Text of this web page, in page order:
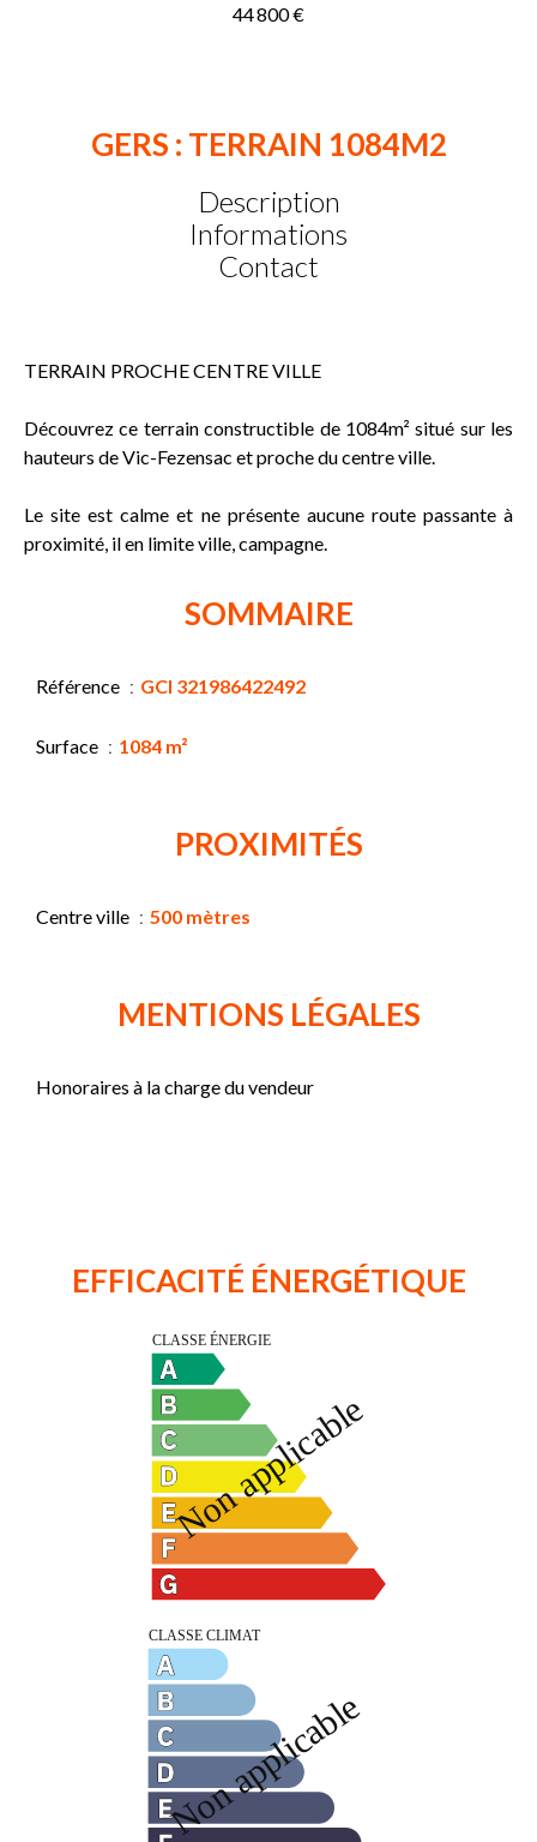
44 800 €
GERS : TERRAIN 1084M2
Description
Informations
Contact
TERRAIN PROCHE CENTRE VILLE
Découvrez ce terrain constructible de 1084m² situé sur les
hauteurs de Vic-Fezensac et proche du centre ville.
Le site est calme et ne présente aucune route passante à
proximité, il en limite ville, campagne.
SOMMAIRE
Référence GCI 321986422492
Surface 1084 m²
PROXIMITÉS
Centre ville 500 mètres
MENTIONS LÉGALES
Honoraires à la charge du vendeur
EFFICACITÉ ÉNERGÉTIQUE